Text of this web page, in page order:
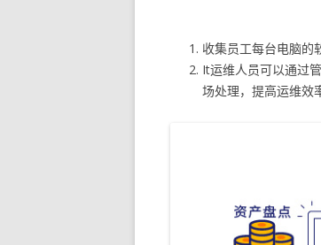
收集员工每台电脑的
It运维人员可以通过
场处理，提高运维效